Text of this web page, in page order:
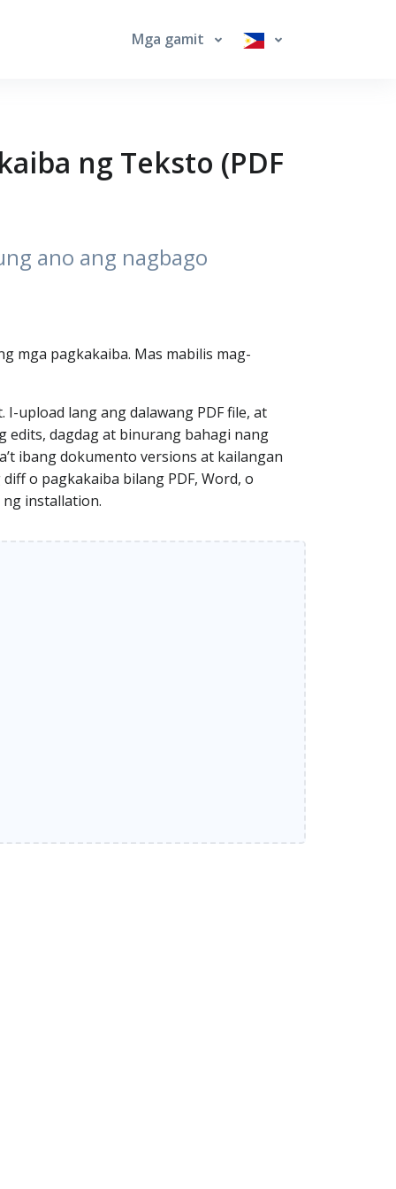
Mga gamit
ng Teksto (PDF
ano ang nagbago
mga pagkakaiba. Mas mabilis mag-
upload lang ang dalawang PDF file, at
dagdag at binurang bahagi nang
ibang dokumento versions at kailangan
o pagkakaiba bilang PDF, Word, o
installation.